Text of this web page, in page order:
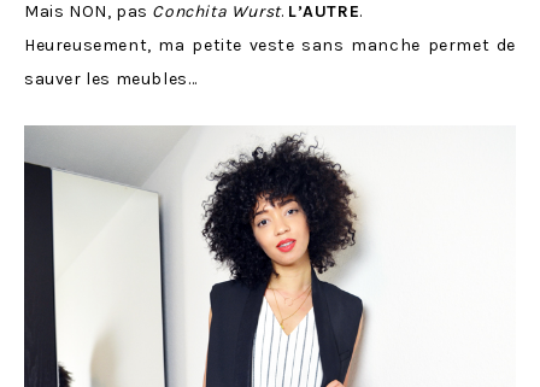
Mais NON, pas Conchita Wurst. L’AUTRE.
Heureusement, ma petite veste sans manche permet de
sauver les meubles…